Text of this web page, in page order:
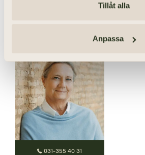
Tillåt alla
Anpassa
031-355 40 31